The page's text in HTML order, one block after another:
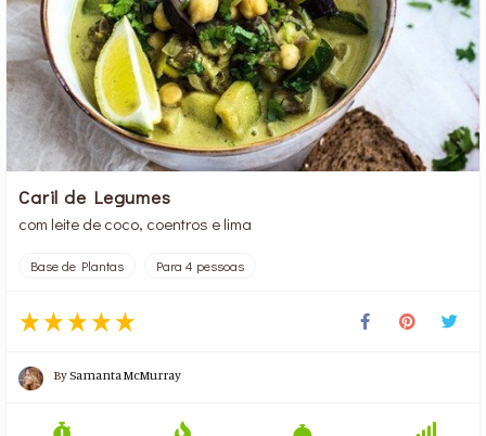
Caril de Legumes
com leite de coco, coentros e lima
Base de Plantas Para 4 pessoas
BySamanta McMurray